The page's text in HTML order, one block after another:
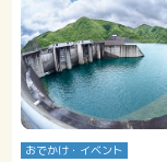
おでかけ・イベント